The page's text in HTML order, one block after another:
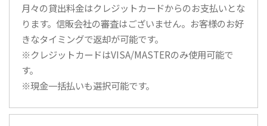
月々の貸出料金はクレジットカードからのお支払いとな
ります。信販会社の審査はございません。お客様のお好
きなタイミングで返却が可能です。
※クレジットカードはVISA/MASTERのみ使用可能で
す。
※現金一括払いも選択可能です。